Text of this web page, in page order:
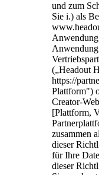
und zum
Sie i.) als
(„Headout
https://
Plattform")
Creator-
[Plattform,
zusammen
dieser
für Ihre
dieser